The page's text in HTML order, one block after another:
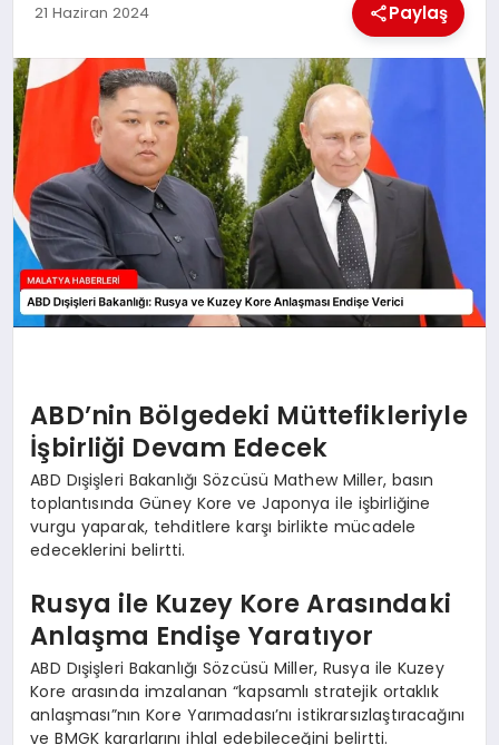
MAGAZIN
SAĞLIK
SIYASET
SPOR
TEKNOLOJI
21 Haziran 2024 Paylaş
ABD’nin Bölgedeki Müttefikleriyle
İşbirliği Devam Edecek
ABD Dışişleri Bakanlığı Sözcüsü Mathew Miller, basın
toplantısında Güney Kore ve Japonya ile işbirliğine
vurgu yaparak, tehditlere karşı birlikte mücadele
edeceklerini belirtti.
Rusya ile Kuzey Kore Arasındaki
Anlaşma Endişe Yaratıyor
ABD Dışişleri Bakanlığı Sözcüsü Miller, Rusya ile Kuzey
Kore arasında imzalanan “kapsamlı stratejik ortaklık
anlaşması”nın Kore Yarımadası’nı istikrarsızlaştıracağını
ve BMGK kararlarını ihlal edebileceğini belirtti.